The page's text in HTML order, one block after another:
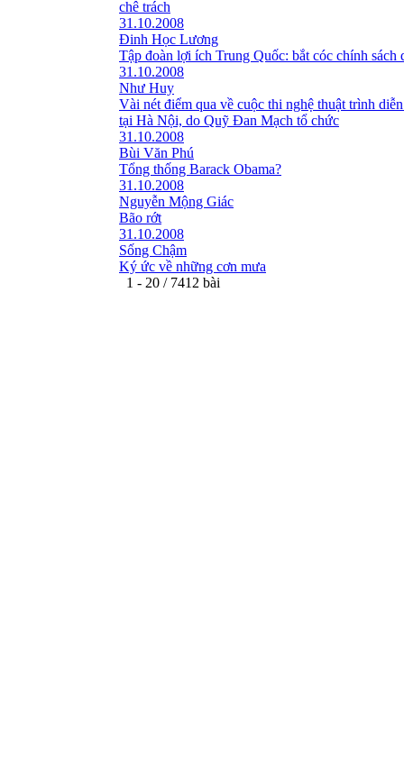
chê trách
31.10.2008
Đinh Học Lương
Tập đoàn lợi ích Trung Quốc: bắt cóc chính sách
31.10.2008
Như Huy
Vài nét điểm qua về cuộc thi nghệ thuật trình
tại Hà Nội, do Quỹ Đan Mạch tổ chức
31.10.2008
Bùi Văn Phú
Tổng thống Barack Obama?
31.10.2008
Nguyễn Mộng Giác
Bão rớt
31.10.2008
Sống Chậm
Ký ức về những cơn mưa
1 - 20 / 7412 bài